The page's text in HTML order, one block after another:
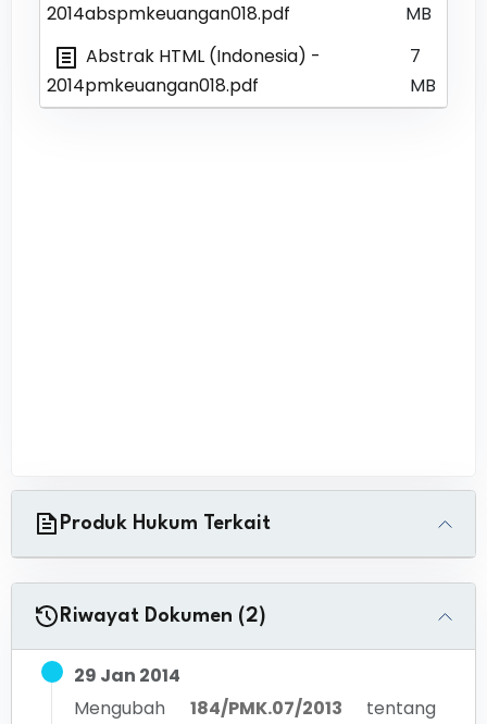
2014abspmkeuangan018.pdf
MB
Abstrak HTML (Indonesia) -
2014pmkeuangan018.pdf
7
MB
Produk Hukum Terkait
Riwayat Dokumen (2)
29 Jan 2014
Mengubah
184/PMK.07/2013
tentang